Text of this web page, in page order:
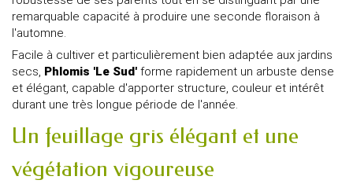
remarquable capacité à produire une seconde floraison à
l'automne.
Facile à cultiver et particulièrement bien adaptée aux jardins
secs, Phlomis 'Le Sud' forme rapidement un arbuste dense
et élégant, capable d'apporter structure, couleur et intérêt
durant une très longue période de l'année.
Un feuillage gris élégant et une
végétation vigoureuse